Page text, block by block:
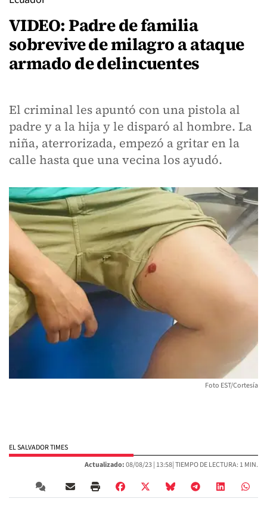
VIDEO: Padre de familia
sobrevive de milagro a ataque
armado de delincuentes
El criminal les apuntó con una pistola al
padre y a la hija y le disparó al hombre. La
niña, aterrorizada, empezó a gritar en la
calle hasta que una vecina los ayudó.
Foto EST/Cortesía
EL SALVADOR TIMES
Actualizado:08/08/23 | 13:58| TIEMPO DE LECTURA: 1 MIN.